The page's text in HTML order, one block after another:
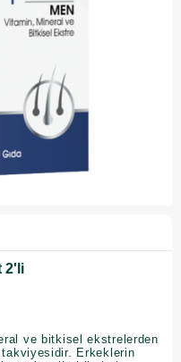
2'li
ve bitkisel ekstrelerden
Erkeklerin